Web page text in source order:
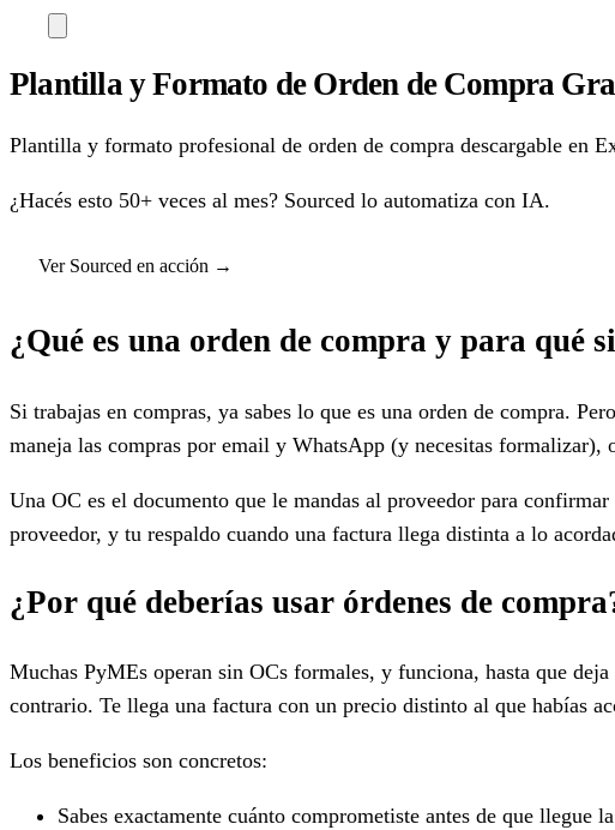
Plantilla y Formato de Orden de Compra
Plantilla y formato profesional de orden de compra descargable en
¿Hacés esto 50+ veces al mes? Sourced lo automatiza con IA.
Ver Sourced en acción →
¿Qué es una orden de compra y para qué
Si trabajas en compras, ya sabes lo que es una orden de compra.
maneja las compras por email y WhatsApp (y necesitas
Una OC es el documento que le mandas al proveedor para
proveedor, y tu respaldo cuando una factura llega distinta a lo
¿Por qué deberías usar órdenes de
Muchas PyMEs operan sin OCs formales, y funciona, hasta que
contrario. Te llega una factura con un precio distinto al que habías
Los beneficios son concretos:
Sabes exactamente cuánto comprometiste antes de que llegue